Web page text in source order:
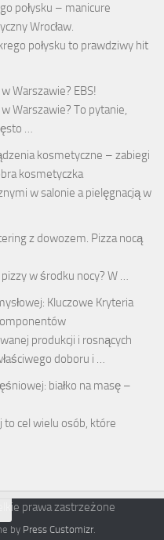
połysku – manicure
Wrocław.
połysku to prawdziwy hit
Warszawie? EBS!
Warszawie? To pytanie,
…
kosmetyczne – zabiegi
kosmetyczka
w salonie a pielęgnacją w
z dowozem. Pizza nocą
w środku nocy? W …
Kluczowe Kryteria
produkcji i rosnących
doboru i …
białko na masę –
cel wielu osób, które
prawa zastrzeżone
by Press Customizr.